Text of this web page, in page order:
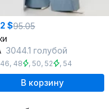
$95.05
3044.1 голубой
46, 48 , 50, 52 , 54
В корзину